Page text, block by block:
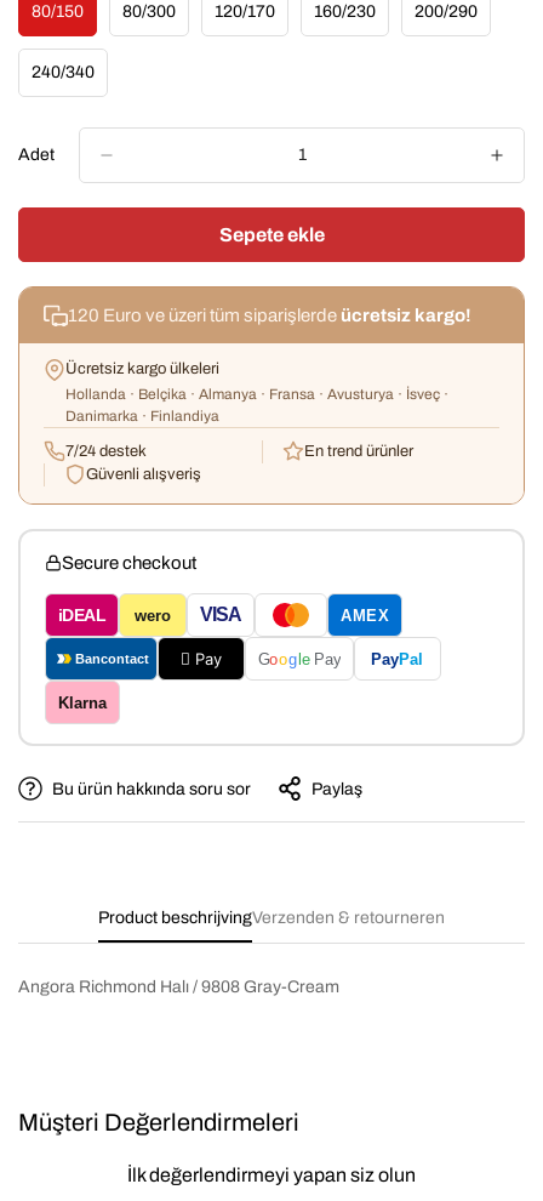
80/150
Variant
Sold
Out
80/300
Variant
Sold
120/170
Variant
Sold
160/230
Variant
Sold
200/290
Variant
Sold
240/340
Variant
Sold
Out
Adet
Sepete ekle
120 Euro ve üzeri tüm siparişlerde ücretsiz kargo!
Ücretsiz kargo ülkeleri
Hollanda · Belçika · Almanya · Fransa · Avusturya · İsveç ·
Danimarka · Finlandiya
7/24 destek
En trend ürünler
Güvenli alışveriş
Secure checkout
iDEAL wero VISA AMEX
Bancontact  Pay Goog le Pay PayPal
Klarna
Bu ürün hakkında soru sor Paylaş
Product beschrijvingVerzenden & retourneren
Angora Richmond Halı / 9808 Gray-Cream
Müşteri Değerlendirmeleri
İlk değerlendirmeyi yapan siz olun
Confirm your age
Are you 18 years old or older?